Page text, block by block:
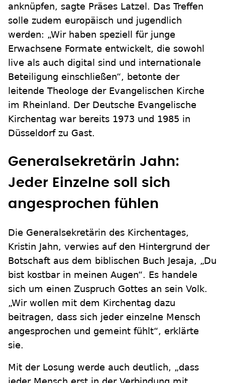
anknüpfen, sagte Präses Latzel. Das Treffen
solle zudem europäisch und jugendlich
werden: „Wir haben speziell für junge
Erwachsene Formate entwickelt, die sowohl
live als auch digital sind und internationale
Beteiligung einschließen“, betonte der
leitende Theologe der Evangelischen Kirche
im Rheinland. Der Deutsche Evangelische
Kirchentag war bereits 1973 und 1985 in
Düsseldorf zu Gast.
Generalsekretärin Jahn:
Jeder Einzelne soll sich
angesprochen fühlen
Die Generalsekretärin des Kirchentages,
Kristin Jahn, verwies auf den Hintergrund der
Botschaft aus dem biblischen Buch Jesaja, „Du
bist kostbar in meinen Augen“. Es handele
sich um einen Zuspruch Gottes an sein Volk.
„Wir wollen mit dem Kirchentag dazu
beitragen, dass sich jeder einzelne Mensch
angesprochen und gemeint fühlt“, erklärte
sie.
Mit der Losung werde auch deutlich, „dass